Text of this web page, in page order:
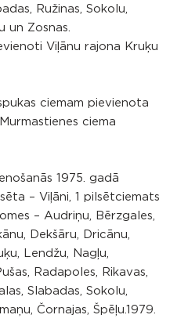
Ružinas, Sokolu,
un Zosnas.
Viļānu rajona Kruķu
ciemam pievienota
ciema
1975. gadā
– Viļāni, 1 pilsētciemats
– Audriņu, Bērzgales,
Dekšāru, Dricānu,
Lendžu, Nagļu,
Radapoles, Rikavas,
Slabadas, Sokolu,
Čornajas, Špēļu.1979.